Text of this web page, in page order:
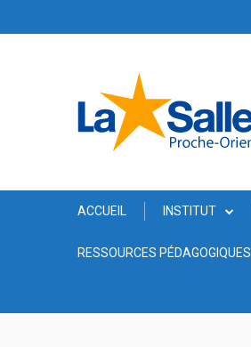
ACCUEIL INSTITUT
RESSOURCES PÉDAGOGIQUES